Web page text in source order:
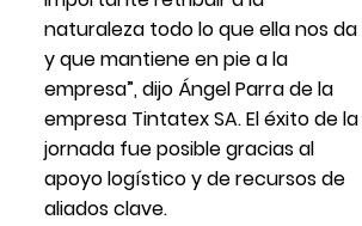
naturaleza todo lo que ella nos da
y que mantiene en pie a la
empresa”, dijo Ángel Parra de la
empresa Tintatex SA. El éxito de la
jornada fue posible gracias al
apoyo logístico y de recursos de
aliados clave.